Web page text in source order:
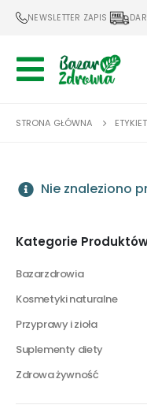
NEWSLETTER ZAPIS
STRONA GŁÓWNA
Nie znaleziono
Kategorie
Bazarzdrowia
Kosmetyki naturalne
Przyprawy i zioła
Suplementy diety
Zdrowa żywność